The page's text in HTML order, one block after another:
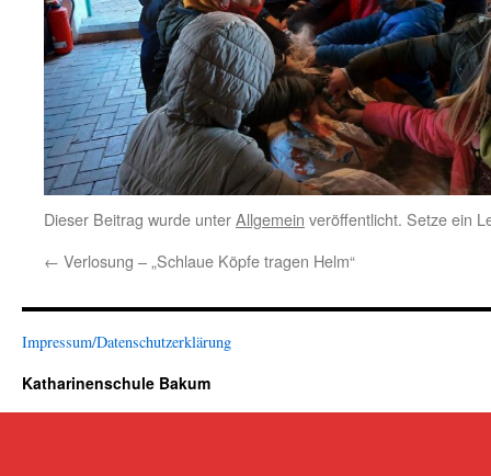
Dieser Beitrag wurde unterAllgemein veröffentlicht. Setze ein
← Verlosung – „Schlaue Köpfe tragen Helm“
Impressum/Datenschutzerklärung
Katharinenschule Bakum